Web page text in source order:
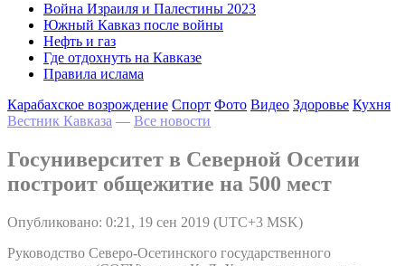
Война Израиля и Палестины 2023
Южный Кавказ после войны
Нефть и газ
Где отдохнуть на Кавказе
Правила ислама
Карабахское возрождение Спорт Фото Видео Здоровье Кухня
Вестник Кавказа — Все новости
Госуниверситет в Северной Осетии
построит общежитие на 500 мест
Опубликовано: 0:21, 19 сен 2019 (UTC+3 MSK)
Руководство Северо-Осетинского государственного